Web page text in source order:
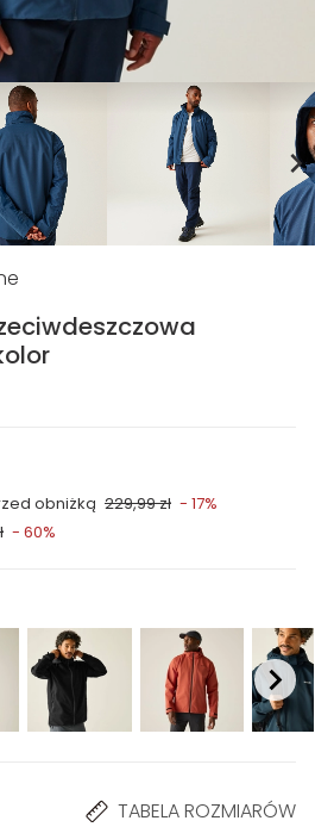
chevron_right
- 60%
obniżką 229,99 zł - 17%
TABELA ROZMIARÓW